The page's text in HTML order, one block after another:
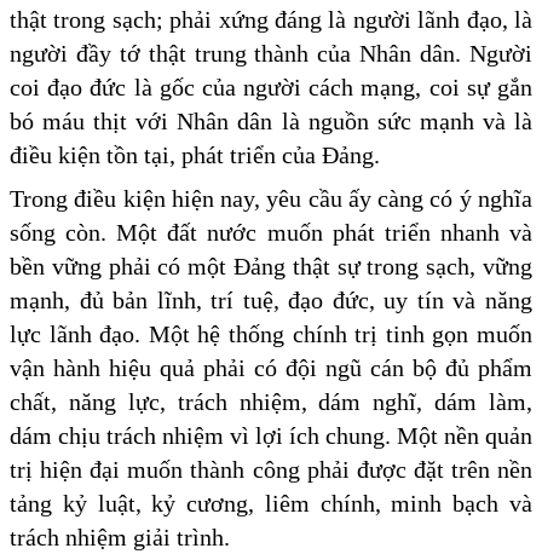
thật trong sạch; phải xứng đáng là người lãnh đạo, là
người đầy tớ thật trung thành của Nhân dân. Người
coi đạo đức là gốc của người cách mạng, coi sự gắn
bó máu thịt với Nhân dân là nguồn sức mạnh và là
điều kiện tồn tại, phát triển của Đảng.
Trong điều kiện hiện nay, yêu cầu ấy càng có ý nghĩa
sống còn. Một đất nước muốn phát triển nhanh và
bền vững phải có một Đảng thật sự trong sạch, vững
mạnh, đủ bản lĩnh, trí tuệ, đạo đức, uy tín và năng
lực lãnh đạo. Một hệ thống chính trị tinh gọn muốn
vận hành hiệu quả phải có đội ngũ cán bộ đủ phẩm
chất, năng lực, trách nhiệm, dám nghĩ, dám làm,
dám chịu trách nhiệm vì lợi ích chung. Một nền quản
trị hiện đại muốn thành công phải được đặt trên nền
tảng kỷ luật, kỷ cương, liêm chính, minh bạch và
trách nhiệm giải trình.